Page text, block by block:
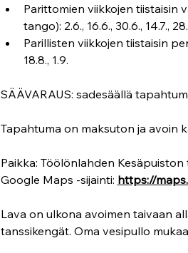
Parittomien viikkojen tiistaisin
tango): 2.6., 16.6., 30.6., 14.7.,
Parillisten viikkojen tiistaisin
18.8., 1.9.
SÄÄVARAUS: sadesäällä
Tapahtuma on maksuton ja avoin
Paikka: Töölönlahden
Google Maps -sijainti: https://
Lava on ulkona avoimen taivaan
tanssikengät. Oma vesipullo